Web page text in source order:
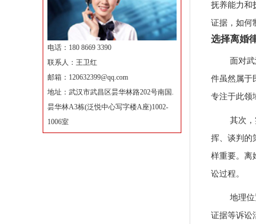
抚养能力和
证据，如何
选择离婚
面对
件虽然属于
专注于此领
其次
挥、谈判的
样重要。离
讼过程。
地理
证据等诉讼
电话：180 8669 3390
联系人：王卫红
邮箱： 120632399@qq.com
地址：武汉市武昌区昙华林路202号南国.
昙华林A3栋(泛悦中心写字楼A座)1002-
1006室